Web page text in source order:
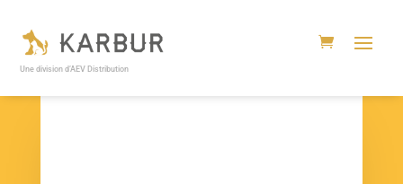
Une division d’AEV Distribution